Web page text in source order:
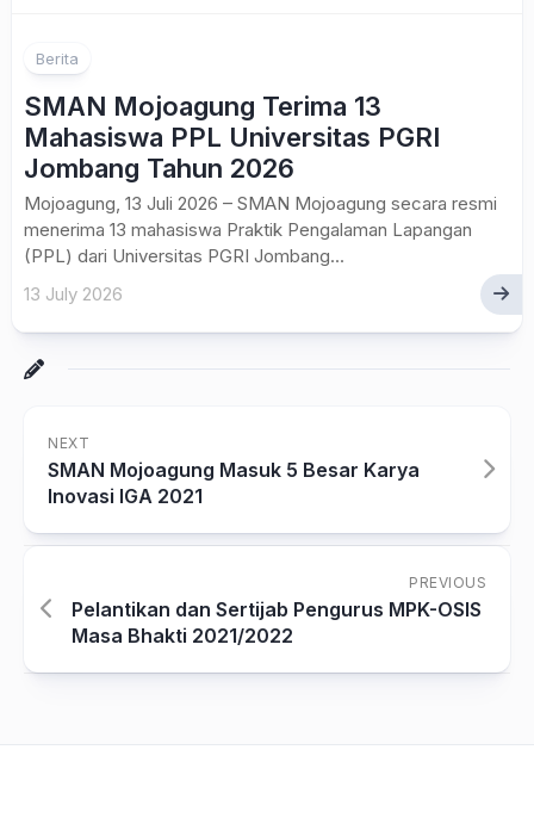
Berita
SMAN Mojoagung Terima 13
Mahasiswa PPL Universitas PGRI
Jombang Tahun 2026
Mojoagung, 13 Juli 2026 – SMAN Mojoagung secara resmi
menerima 13 mahasiswa Praktik Pengalaman Lapangan
(PPL) dari Universitas PGRI Jombang...
13 July 2026
NEXT
SMAN Mojoagung Masuk 5 Besar Karya
Inovasi IGA 2021
PREVIOUS
Pelantikan dan Sertijab Pengurus MPK-OSIS
Masa Bhakti 2021/2022